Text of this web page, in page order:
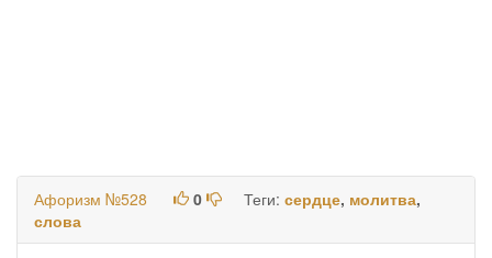
Афоризм №528 0 Теги: сердце, молитва,
слова